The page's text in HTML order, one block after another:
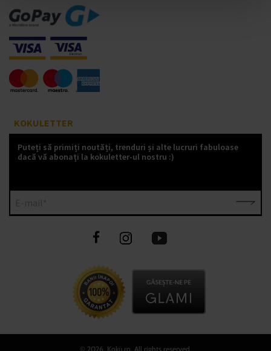
KOKULETTER
Puteți să primiți noutăți, trenduri și alte lucruri fabuloase
dacă vă abonați la kokuletter-ul nostru :)
© 2026 Koku.ro, All rights reserved.